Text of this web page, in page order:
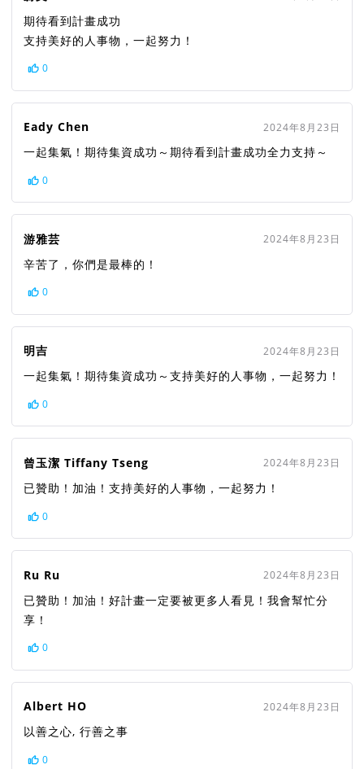
期待看到計畫成功
支持美好的人事物，一起努力！
0
Eady Chen 2024年8月23日
一起集氣！期待集資成功～期待看到計畫成功全力支持～
0
游雅芸 2024年8月23日
辛苦了，你們是最棒的！
0
明吉 2024年8月23日
一起集氣！期待集資成功～支持美好的人事物，一起努力！
0
曾玉潔 Tiffany Tseng 2024年8月23日
已贊助！加油！支持美好的人事物，一起努力！
0
Ru Ru 2024年8月23日
已贊助！加油！好計畫一定要被更多人看見！我會幫忙分
享！
0
Albert HO 2024年8月23日
以善之心, 行善之事
0